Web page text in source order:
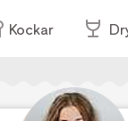
Kockar